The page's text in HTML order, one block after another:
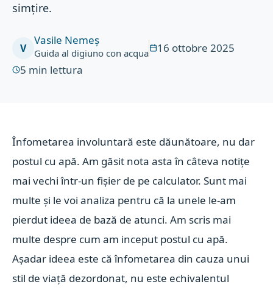
simțire.
V
Vasile Nemeș
Guida al digiuno con acqua
16 ottobre 2025
5 min lettura
Înfometarea involuntară este dăunătoare, nu dar
postul cu apă. Am găsit nota asta în câteva notițe
mai vechi într-un fișier de pe calculator.Sunt mai
multe și le voi analiza pentru că la unele le-am
pierdut ideea de bază de atunci. Am scris mai
multe despre cum am inceput postul cu apă.
Așadar ideea este că înfometarea din cauza unui
stil de viață dezordonat, nu este echivalentul